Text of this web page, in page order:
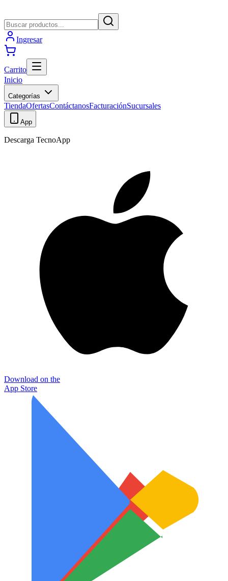
Ingresar
Carrito
Inicio
Categorías
TiendaOfertasContáctanosFacturaciónSucursales
App
Descarga TecnoApp
Download on the
App Store